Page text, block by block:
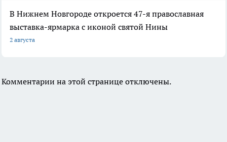
В Нижнем Новгороде откроется 47-я православная
выставка-ярмарка с иконой святой Нины
2 августа
Комментарии на этой странице отключены.